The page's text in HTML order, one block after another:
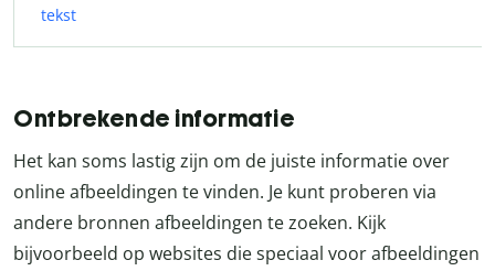
tekst
Ontbrekende informatie
Het kan soms lastig zijn om de juiste informatie over
online afbeeldingen te vinden. Je kunt proberen via
andere bronnen afbeeldingen te zoeken. Kijk
bijvoorbeeld op websites die speciaal voor afbeeldingen